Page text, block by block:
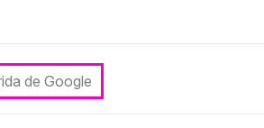
de Google